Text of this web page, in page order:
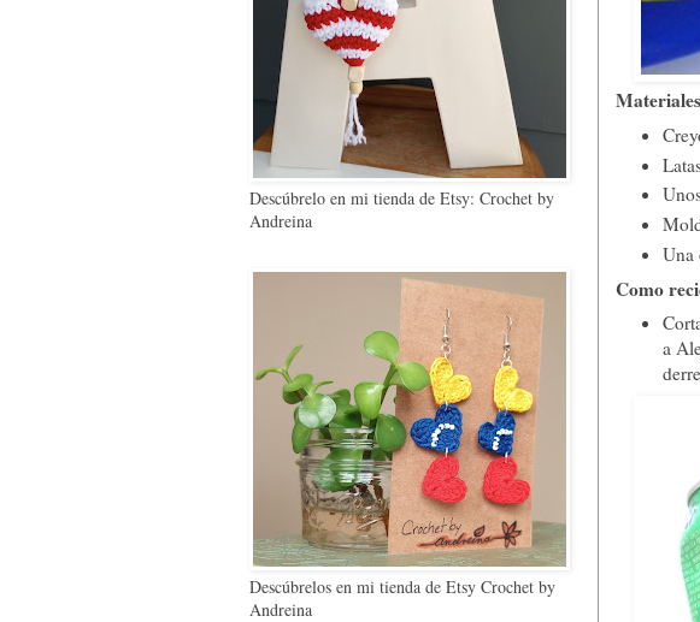
Una
Como
a
Descúbrelo en mi tienda de Etsy: Crochet by
Andreina
Descúbrelos en mi tienda de Etsy Crochet by
Andreina